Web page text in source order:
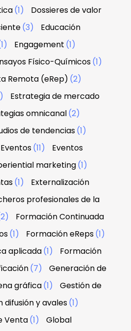
(1)
Dossieres de valor
(3)
Educación
Engagement (1)
Físico-Químicos(1)
Remota (eRep) (2)
Estrategia de mercado
omnicanal(2)
de tendencias(1)
Eventos(11)
Eventos
marketing(1)
(1)
Externalización
profesionales de la
Formación Continuada
(1) Formación eReps(1)
aplicada(1)
Formación
(7)
Generación de
gráfica(1)
Gestión de
difusión y avales(1)
Venta(1)
Global